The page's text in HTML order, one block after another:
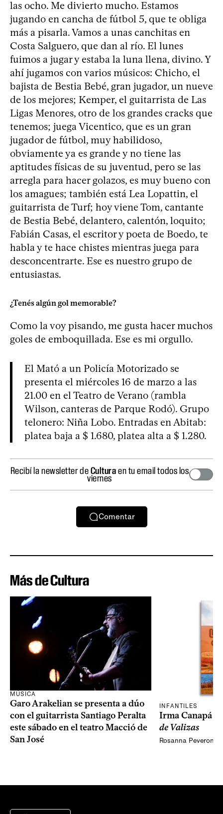
las ocho. Me divierto mucho. Estamos
jugando en cancha de fútbol 5, que te obliga
más a pisarla. Vamos a unas canchitas en
Costa Salguero, que dan al río. El lunes
fuimos a jugar y estaba la luna llena, divino. Y
ahí jugamos con varios músicos: Chicho, el
bajista de Bestia Bebé, gran jugador, un nueve
de los mejores; Kemper, el guitarrista de Las
Ligas Menores, otro de los grandes cracks que
tenemos; juega Vicentico, que es un gran
jugador de fútbol, muy habilidoso,
obviamente ya es grande y no tiene las
aptitudes físicas de su juventud, pero se las
arregla para hacer golazos, es muy bueno con
los amagues; también está Lea Lopattin, el
guitarrista de Turf; hoy viene Tom, cantante
de Bestia Bebé, delantero, calentón, loquito;
Fabián Casas, el escritor y poeta de Boedo, te
habla y te hace chistes mientras juega para
desconcentrarte. Ese es nuestro grupo de
entusiastas.
¿Tenés algún gol memorable?
Como la voy pisando, me gusta hacer muchos
goles de emboquillada. Ese es mi orgullo.
El Mató a un Policía Motorizado se
presenta el miércoles 16 de marzo a las
21.00 en el Teatro de Verano (rambla
Wilson, canteras de Parque Rodó). Grupo
telonero: Niña Lobo. Entradas en Abitab:
platea baja a $ 1.680, platea alta a $ 1.280.
Recibí la newsletter deCulturaen tu email todos los
viernes
Comentar
Más de Cultura
MÚSICA
Garo Arakelian se presenta a dúo
con el guitarrista Santiago Peralta
este sábado en el teatro Macció de
San José
INFANTILES
Irma Canapá
de Valizas
Rosanna Peveroni